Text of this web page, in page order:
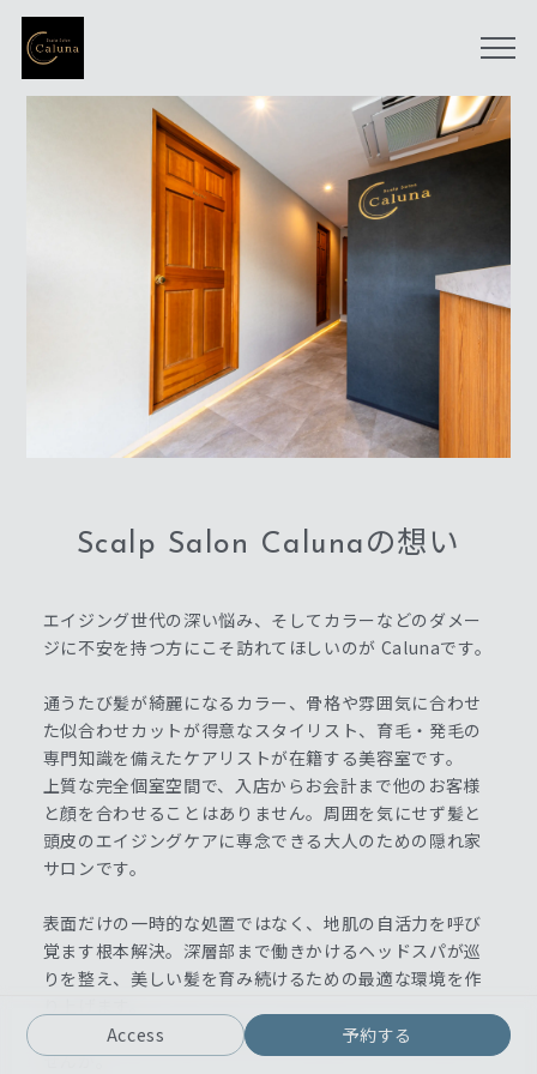
Scalp Salon Calunaの想い
エイジング世代の深い悩み、そしてカラーなどのダメー
ジに不安を持つ方にこそ訪れてほしいのが Calunaです。
通うたび髪が綺麗になるカラー、骨格や雰囲気に合わせ
た似合わせカットが得意なスタイリスト、育毛・発毛の
専門知識を備えたケアリストが在籍する美容室です。
上質な完全個室空間で、入店からお会計まで他のお客様
と顔を合わせることはありません。周囲を気にせず髪と
頭皮のエイジングケアに専念できる大人のための隠れ家
サロンです。
表面だけの一時的な処置ではなく、地肌の自活力を呼び
覚ます根本解決。深層部まで働きかけるヘッドスパが巡
りを整え、美しい髪を育み続けるための最適な環境を作
10年先も笑顔で毎日が輝ける予防美容をここから始めま
せんか。
Access 予約する